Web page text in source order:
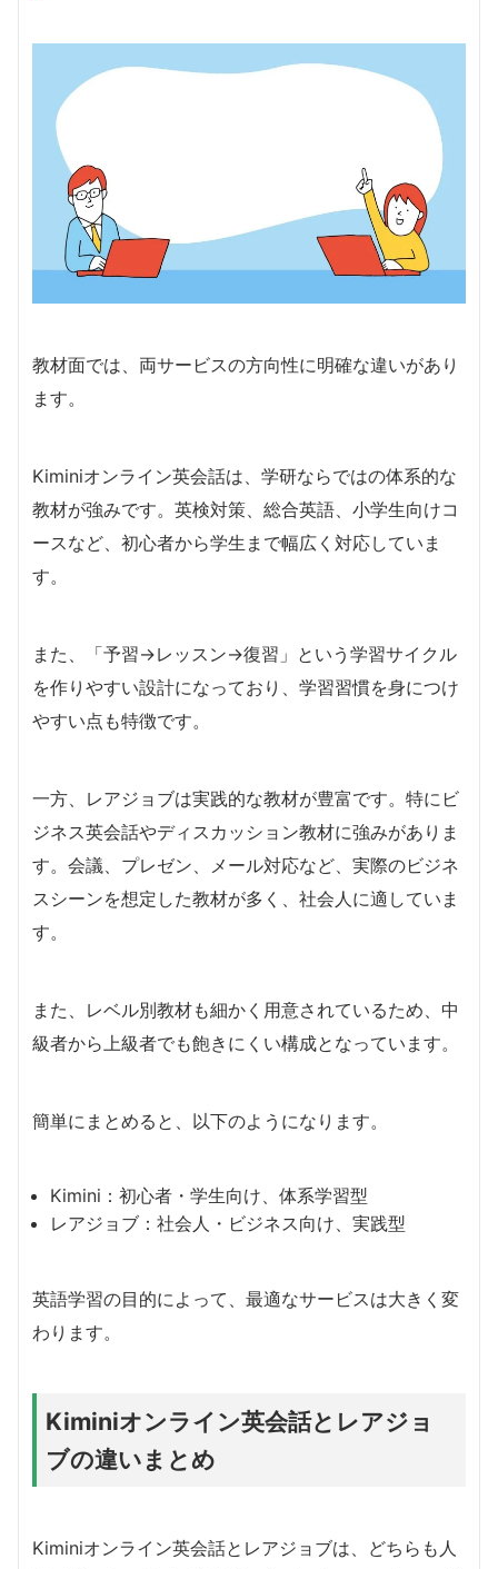
教材面では、両サービスの方向性に明確な違いがあり
ます。
Kiminiオンライン英会話は、学研ならではの体系的な
教材が強みです。英検対策、総合英語、小学生向けコ
ースなど、初心者から学生まで幅広く対応していま
す。
また、「予習→レッスン→復習」という学習サイクル
を作りやすい設計になっており、学習習慣を身につけ
やすい点も特徴です。
一方、レアジョブは実践的な教材が豊富です。特にビ
ジネス英会話やディスカッション教材に強みがありま
す。会議、プレゼン、メール対応など、実際のビジネ
スシーンを想定した教材が多く、社会人に適していま
す。
また、レベル別教材も細かく用意されているため、中
級者から上級者でも飽きにくい構成となっています。
簡単にまとめると、以下のようになります。
Kimini：初心者・学生向け、体系学習型
レアジョブ：社会人・ビジネス向け、実践型
英語学習の目的によって、最適なサービスは大きく変
わります。
Kiminiオンライン英会話とレアジョ
ブの違いまとめ
Kiminiオンライン英会話とレアジョブは、どちらも人